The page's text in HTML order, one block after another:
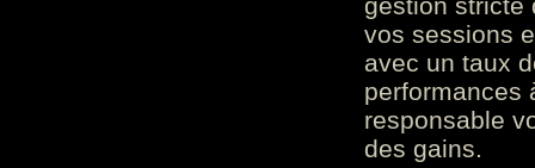
gestion stricte
vos sessions
avec un taux
performances
responsable
des gains.